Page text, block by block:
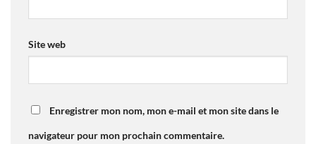
Site web
Enregistrer mon nom, mon e-mail et mon site dans le
navigateur pour mon prochain commentaire.